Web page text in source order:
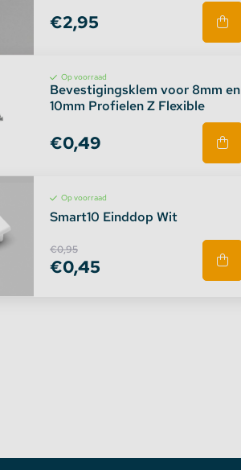
€2,95
Op voorraad
Bevestigingsklem voor 8mm en
10mm Profielen Z Flexible
€0,49
Op voorraad
Smart10 Einddop Wit
€0,95
€0,45